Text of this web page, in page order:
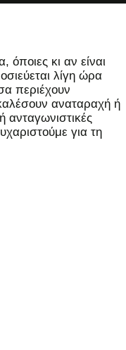
κι αν είναι
λίγη ώρα
περιέχουν
αναταραχή ή
ανταγωνιστικές
για τη